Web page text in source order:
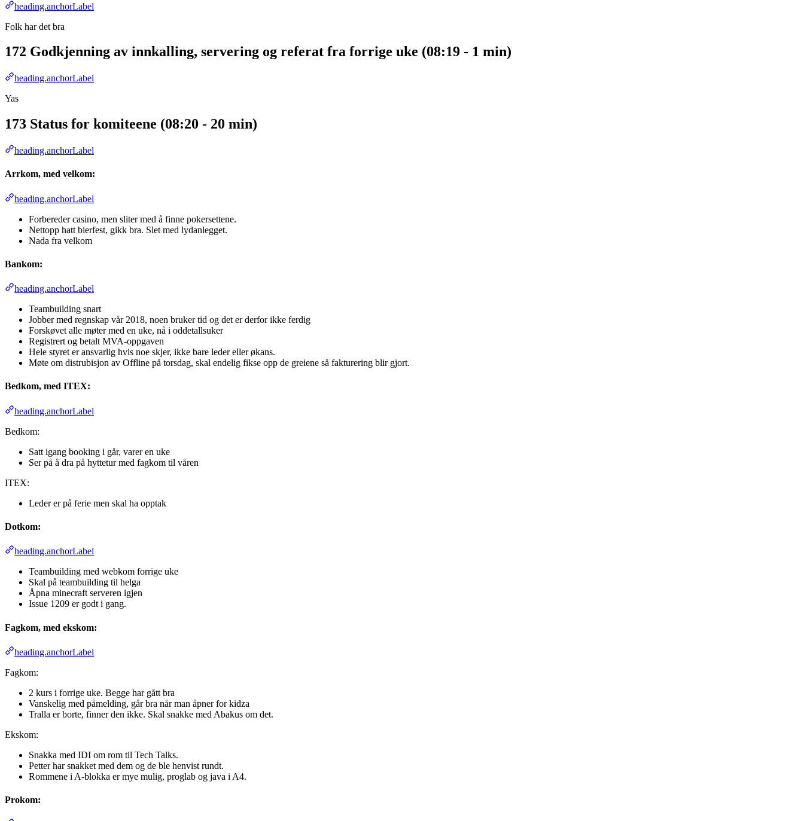
heading.anchorLabel
Folk har det bra
172 Godkjenning av innkalling, servering og referat fra forrige uke (08:19 - 1 min)
heading.anchorLabel
Yas
173 Status for komiteene (08:20 - 20 min)
heading.anchorLabel
Arrkom, med velkom:
heading.anchorLabel
Forbereder casino, men sliter med å finne pokersettene.
Nettopp hatt bierfest, gikk bra. Slet med lydanlegget.
Nada fra velkom
Bankom:
heading.anchorLabel
Teambuilding snart
Jobber med regnskap vår 2018, noen bruker tid og det er derfor ikke ferdig
Forskøvet alle møter med en uke, nå i oddetallsuker
Registrert og betalt MVA-oppgaven
Hele styret er ansvarlig hvis noe skjer, ikke bare leder eller økans.
Møte om distrubisjon av Offline på torsdag, skal endelig fikse opp de greiene så fakturering blir gjort.
Bedkom, med ITEX:
heading.anchorLabel
Bedkom:
Satt igang booking i går, varer en uke
Ser på å dra på hyttetur med fagkom til våren
ITEX:
Leder er på ferie men skal ha opptak
Dotkom:
heading.anchorLabel
Teambuilding med webkom forrige uke
Skal på teambuilding til helga
Åpna minecraft serveren igjen
Issue 1209 er godt i gang.
Fagkom, med ekskom:
heading.anchorLabel
Fagkom:
2 kurs i forrige uke. Begge har gått bra
Vanskelig med påmelding, går bra når man åpner for kidza
Tralla er borte, finner den ikke. Skal snakke med Abakus om det.
Ekskom:
Snakka med IDI om rom til Tech Talks.
Petter har snakket med dem og de ble henvist rundt.
Rommene i A-blokka er mye mulig, proglab og java i A4.
Prokom: